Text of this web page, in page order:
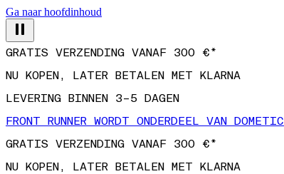
Ga naar hoofdinhoud
GRATIS VERZENDING VANAF 300 €*
NU KOPEN, LATER BETALEN MET KLARNA
LEVERING BINNEN 3–5 DAGEN
FRONT RUNNER WORDT ONDERDEEL VAN DOMETIC
GRATIS VERZENDING VANAF 300 €*
NU KOPEN, LATER BETALEN MET KLARNA